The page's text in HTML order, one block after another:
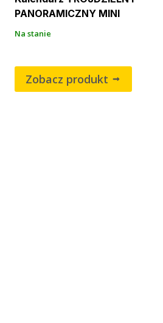
PANORAMICZNY MINI
Na stanie
Zobacz produkt